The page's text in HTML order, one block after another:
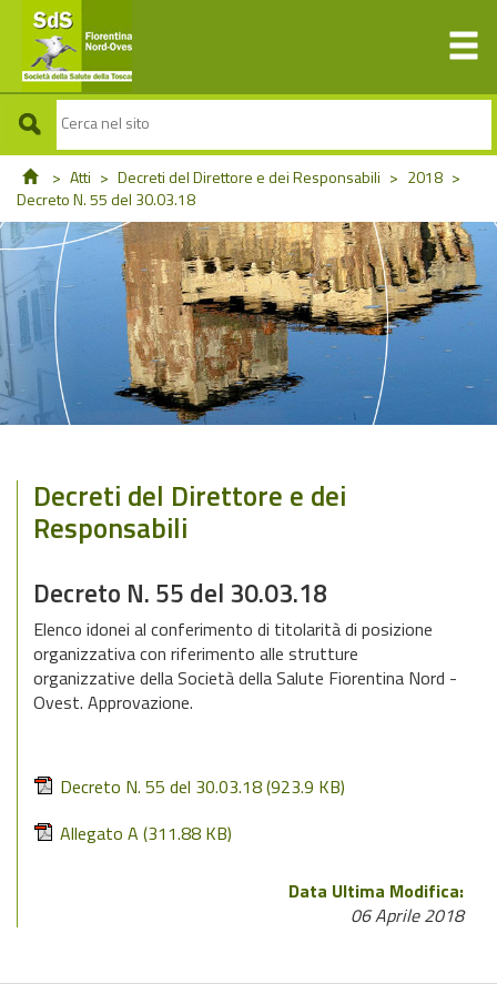
> Atti > Decreti del Direttore e dei Responsabili > 2018 >
Decreto N. 55 del 30.03.18
Decreti del Direttore e dei
Responsabili
Decreto N. 55 del 30.03.18
Elenco idonei al conferimento di titolarità di posizione
organizzativa con riferimento alle strutture
organizzative della Società della Salute Fiorentina Nord -
Ovest. Approvazione.
Decreto N. 55 del 30.03.18(923.9 KB)
Allegato A (311.88 KB)
Data Ultima Modifica:
06 Aprile 2018